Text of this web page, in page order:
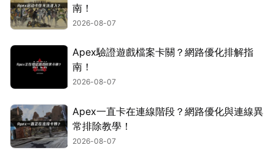
南！
2026-08-07
Apex驗證遊戲檔案卡關？網路優化排解指
南！
2026-08-07
Apex一直卡在連線階段？網路優化與連線異
常排除教學！
2026-08-07